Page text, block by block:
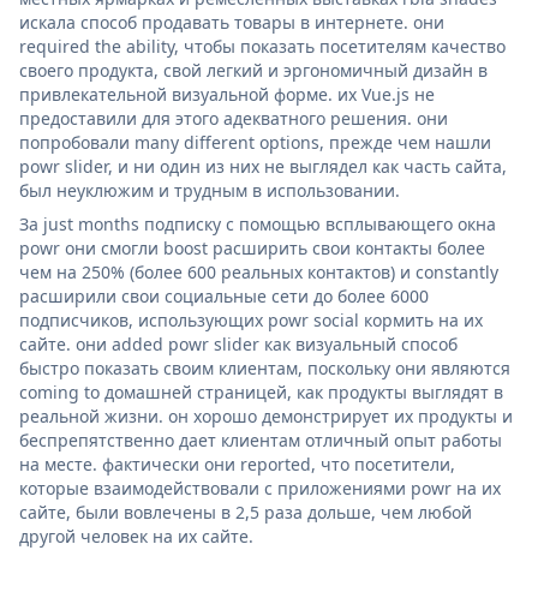
искала способ продавать товары в интернете. они
required the ability, чтобы показать посетителям качество
своего продукта, свой легкий и эргономичный дизайн в
привлекательной визуальной форме. их Vue.js не
предоставили для этого адекватного решения. они
попробовали many different options, прежде чем нашли
powr slider, и ни один из них не выглядел как часть сайта,
был неуклюжим и трудным в использовании.
За just months подписку с помощью всплывающего окна
powr они смогли boost расширить свои контакты более
чем на 250% (более 600 реальных контактов) и constantly
расширили свои социальные сети до более 6000
подписчиков, использующих powr social кормить на их
сайте. они added powr slider как визуальный способ
быстро показать своим клиентам, поскольку они являются
coming to домашней страницей, как продукты выглядят в
реальной жизни. он хорошо демонстрирует их продукты и
беспрепятственно дает клиентам отличный опыт работы
на месте. фактически они reported, что посетители,
которые взаимодействовали с приложениями powr на их
сайте, были вовлечены в 2,5 раза дольше, чем любой
другой человек на их сайте.